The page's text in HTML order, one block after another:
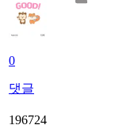
0
댓글
196724